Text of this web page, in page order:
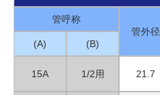
管呼称
管外径
(A)
(B)
15A 1/2用 21.7